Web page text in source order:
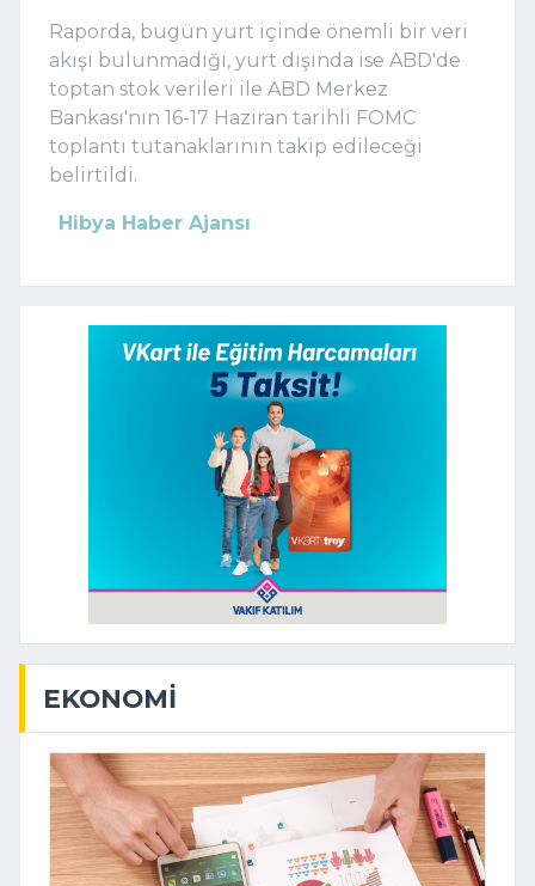
Raporda, bugün yurt içinde önemli bir veri
akışı bulunmadığı, yurt dışında ise ABD'de
toptan stok verileri ile ABD Merkez
Bankası'nın 16-17 Haziran tarihli FOMC
toplantı tutanaklarının takip edileceği
belirtildi.
Hibya Haber Ajansı
EKONOMI